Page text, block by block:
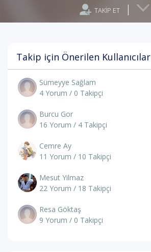
TAKİP ET |
Takip için Önerilen Kullanıcılar
Sümeyye Sağlam
4 Yorum / 0 Takipçi
Burcu Gor
16 Yorum / 4 Takipçi
Cemre Ay
11 Yorum / 10 Takipçi
Mesut Yilmaz
22 Yorum / 18 Takipçi
Resa Göktaş
9 Yorum / 0 Takipçi